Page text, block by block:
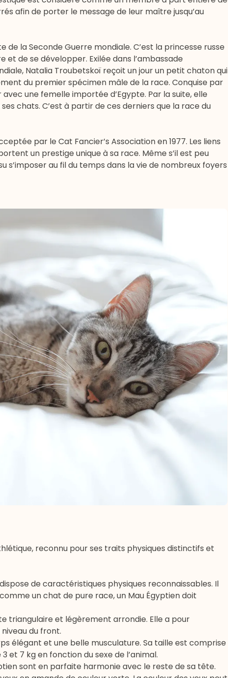
afin de porter le message de leur maître jusqu’au
la Seconde Guerre mondiale. C’est la princesse russe
de se développer. Exilée dans l’ambassade
Natalia Troubetskoï reçoit un jour un petit chaton qui
du premier spécimen mâle de la race. Conquise par
une femelle importée d’Egypte. Par la suite, elle
chats. C’est à partir de ces derniers que la race du
par le Cat Fancier’s Association en 1977. Les liens
un prestige unique à sa race. Même s’il est peu
s’imposer au fil du temps dans la vie de nombreux foyers
reconnu pour ses traits physiques distinctifs et
de caractéristiques physiques reconnaissables. Il
un chat de pure race, un Mau Égyptien doit
triangulaire et légèrement arrondie. Elle a pour
du front.
élégant et une belle musculature. Sa taille est comprise
et 7 kg en fonction du sexe de l’animal.
sont en parfaite harmonie avec le reste de sa tête.